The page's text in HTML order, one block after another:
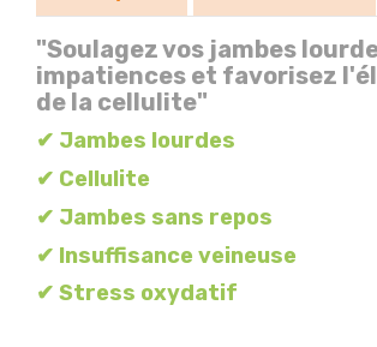
"Soulagez vos jambes
impatiences et favorisez
de la cellulite"
✔ Jambes lourdes
✔ Cellulite
✔ Jambes sans repos
✔ Insuffisance veineuse
✔ Stress oxydatif